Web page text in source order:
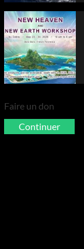
Faire un don
Continuer